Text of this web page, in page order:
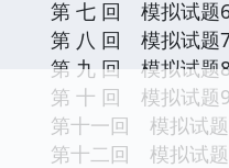
第 七 回 模拟试题
第 八 回 模拟试题
第 九 回 模拟试题
第 十 回 模拟试题
第十一回 模拟试
第十二回 模拟试